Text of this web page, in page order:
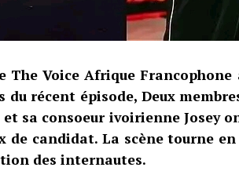
The Voice Afrique
du récent épisode, Deux
et sa consoeur ivoirienne
de candidat. La scène tourne
des internautes.